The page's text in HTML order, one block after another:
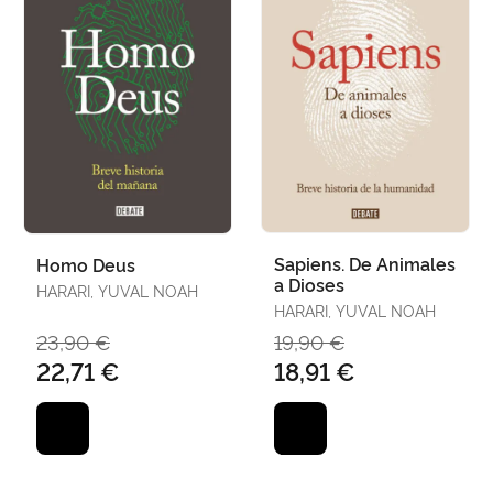
Homo Deus
HARARI, YUVAL NOAH
23,90 €
22,71 €
Sapiens. De Animales
a Dioses
HARARI, YUVAL NOAH
19,90 €
18,91 €